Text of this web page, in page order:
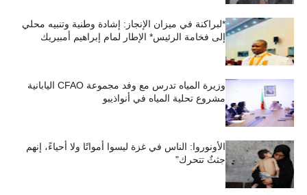
*لبراكنة في ميزان الإنجاز: إشادة وطنية وتنبيه محلي
إلى فخامة الرئيس* الإطار لمام إبراهيم أمبيريك
وزيرة المياه تدرس مع وفد مجموعة CFAO اليابانية
مشروع تحلية المياه في أنواذيبو
الأونوروا: الناس في غزة ليسوا أمواتًا ولا أحياءً، إنهم
جثثٌ تتحرك"